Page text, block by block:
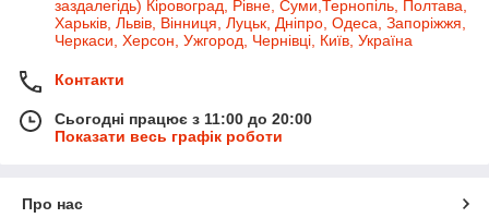
заздалегідь) Кіровоград, Рівне, Суми,Тернопіль, Полтава,
Харьків, Львів, Вінниця, Луцьк, Дніпро, Одеса, Запоріжжя,
Черкаси, Херсон, Ужгород, Чернівці, Київ, Україна
Контакти
Сьогодні працює з 11:00 до 20:00
Показати весь графік роботи
Про нас